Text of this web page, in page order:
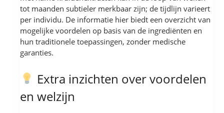
tot maanden subtieler merkbaar zijn; de tijdlijn varieert
per individu. De informatie hier biedt een overzicht van
mogelijke voordelen op basis van de ingrediënten en
hun traditionele toepassingen, zonder medische
garanties.
Extra inzichten over voordelen
en welzijn